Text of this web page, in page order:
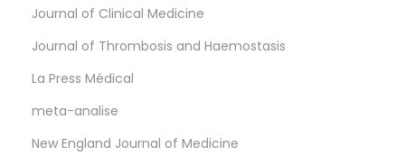
Journal of Clinical Medicine
Journal of Thrombosis and Haemostasis
La Press Médical
meta-analise
New England Journal of Medicine